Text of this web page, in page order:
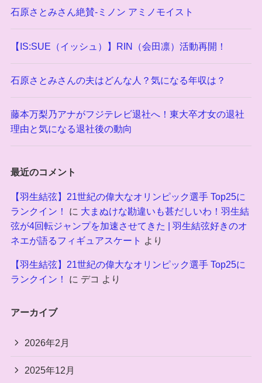
石原さとみさん絶賛-ミノン アミノモイスト
【IS:SUE（イッシュ）】RIN（会田凛）活動再開！
石原さとみさんの夫はどんな人？気になる年収は？
藤本万梨乃アナがフジテレビ退社へ！東大卒才女の退社
理由と気になる退社後の動向
最近のコメント
【羽生結弦】21世紀の偉大なオリンピック選手 Top25に
ランクイン！
に 大まぬけな勘違いも甚だしいわ！羽生結
弦が4回転ジャンプを加速させてきた | 羽生結弦好きのオ
ネエが語るフィギュアスケート
より
【羽生結弦】21世紀の偉大なオリンピック選手 Top25に
ランクイン！
に デコ より
アーカイブ
2026年2月
2025年12月